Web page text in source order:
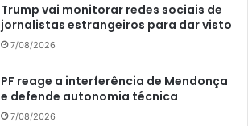
Trump vai monitorar redes sociais de
jornalistas estrangeiros para dar visto
7/08/2026
PF reage a interferência de Mendonça
e defende autonomia técnica
7/08/2026